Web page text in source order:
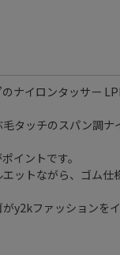
ナイロンタッサー
タッチのスパン調ナ
イントです。
ットながら、ゴム仕
y2kファッションをイ